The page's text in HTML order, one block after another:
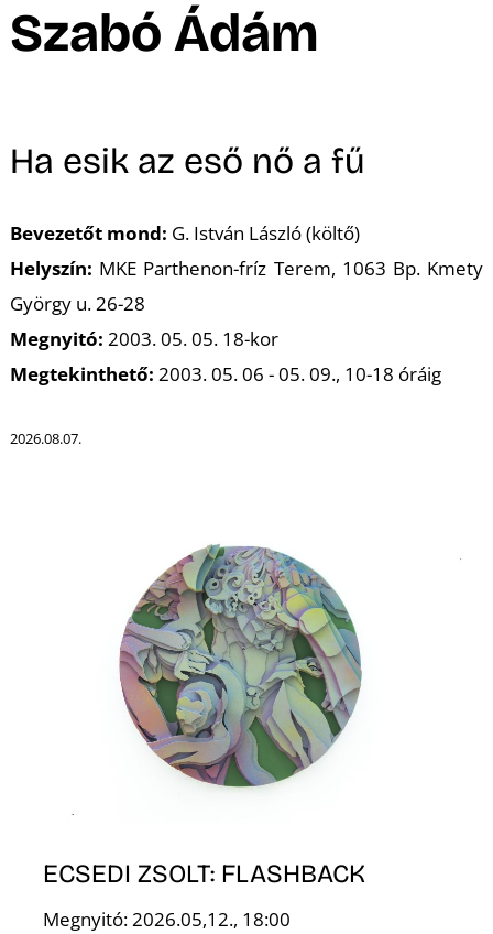
Szabó Ádám
Ha esik az eső nő a fű
Bevezetőt mond: G. István László (költő)
Helyszín: MKE Parthenon-fríz Terem, 1063 Bp. Kmety
György u. 26-28
Megnyitó: 2003. 05. 05. 18-kor
Megtekinthető: 2003. 05. 06 - 05. 09., 10-18 óráig
2026.08.07.
ECSEDI ZSOLT: FLASHBACK
Megnyitó: 2026.05,12., 18:00